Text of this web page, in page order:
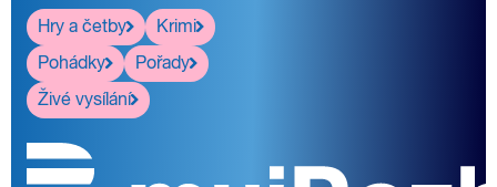
Hry a četby
Krimi
Pohádky
Pořady
Živé vysílání